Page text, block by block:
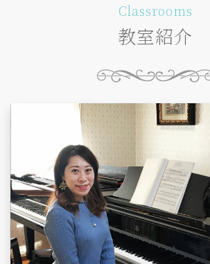
Classrooms
教室紹介